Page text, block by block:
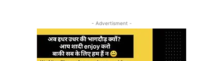
- Advertisment -